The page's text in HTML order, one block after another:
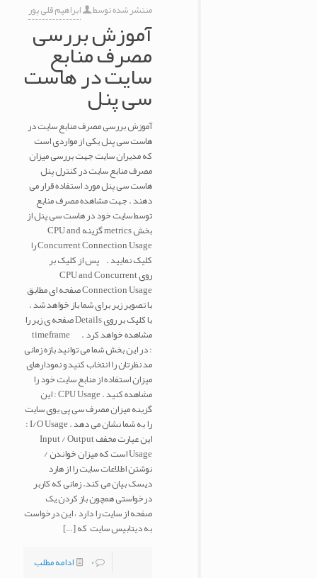
منتشر شده توسط ابراهیم قلی پور
آموزش بررسی
مصرف منابع
سایت در هاست
سی پنل
آموزش بررسی مصرف منابع سایت در
هاست سی پنل یکی از مواردی است
که مدیران سایت جهت بررسی میزان
مصرف منابع سایت در کنترل پنل
هاست سی پنل مورد استفاده قرار می
دهند . جهت مشاهده مصرف منابع
توسط سایت خود در هاست سی پنل از
بخش metrics گزینه CPU and
Concurrent Connection Usage را
کلیک نمایید . پس از کلیک بر
روی CPU and Concurrent
Connection Usage صفحه ای مطابق
با تصویر زیر برای شما باز خواهد شد .
با کلیک بر روی Details صفحه ی زیر را
مشاهده خواهد کرد . timeframe
: در این بخش شما می توانید بازه زمانی
مد نظرتان را انتخاب کنید و نمودارهای
میزان استفاده از منابع سایت خود را
مشاهده کنید . CPU Usage : این
گزینه میزان مصرف سی پی یوی سایت
را به شما نشان می دهد . I/O Usage :
این عبارت مخفف Input / Output
Usage است که میزان خواندن /
نوشتن اطلاعات سایت را از هارد
دیسک بیان می کند. زمانی که کاربر
درخواستی همچون باز کردن یک
صفحه از سایت را دارد ، این درخواست
به دیتابیس سایت که[…]
0
ادامه مطلب